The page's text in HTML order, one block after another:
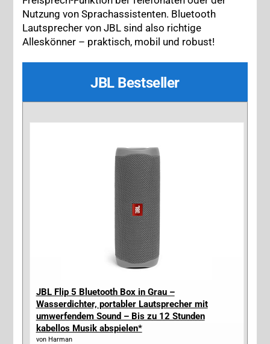
Nutzung von Sprachassistenten. Bluetooth
Lautsprecher von JBL sind also richtige
Alleskönner – praktisch, mobil und robust!
JBL Bestseller
JBL Flip 5 Bluetooth Box in Grau –
Wasserdichter, portabler Lautsprecher mit
umwerfendem Sound – Bis zu 12 Stunden
kabellos Musik abspielen*
von Harman